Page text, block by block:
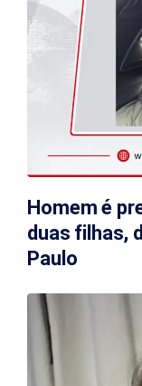
Homem é
duas filhas,
Paulo